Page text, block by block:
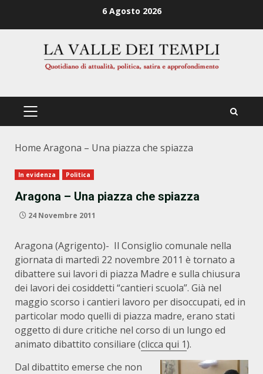
6 Agosto 2026
PRIMÄRES
Home Aragona – Una piazza che spiazza
In evidenza Politica
Aragona – Una piazza che spiazza
24 Novembre 2011
Aragona (Agrigento)- Il Consiglio comunale nella
giornata di martedì 22 novembre 2011 è tornato a
dibattere sui lavori di piazza Madre e sulla chiusura
dei lavori dei cosiddetti “cantieri scuola”. Già nel
maggio scorso i cantieri lavoro per disoccupati, ed in
particolar modo quelli di piazza madre, erano stati
oggetto di dure critiche nel corso di un lungo ed
animato dibattito consiliare (clicca qui 1).
Dal dibattito emerse che non